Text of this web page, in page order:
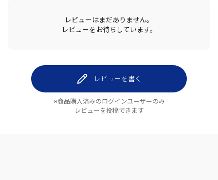
レビューはまだありません。
レビューをお待ちしています。
レビューを書く
※商品購入済みのログインユーザーのみ
レビューを投稿できます